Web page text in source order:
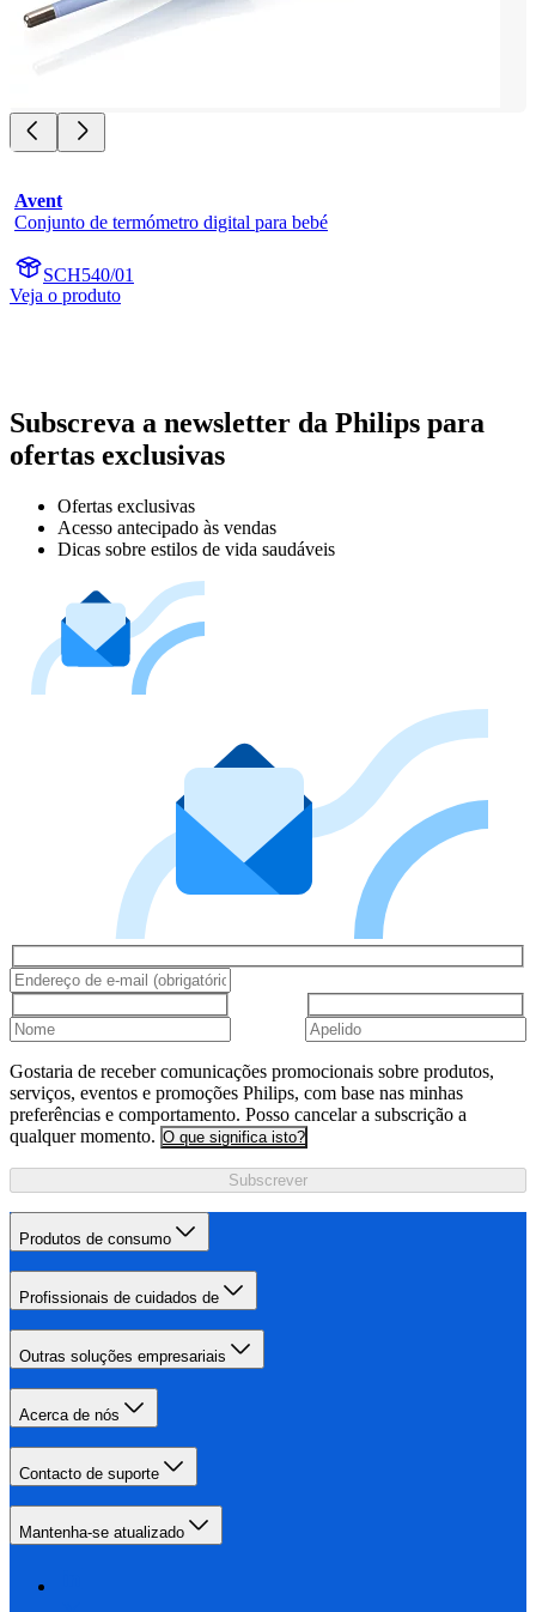
Avent
Conjunto de termómetro digital para bebé
SCH540/01
Veja o produto
Subscreva a newsletter da Philips para
ofertas exclusivas
Ofertas exclusivas
Acesso antecipado às vendas
Dicas sobre estilos de vida saudáveis
Gostaria de receber comunicações promocionais sobre produtos,
serviços, eventos e promoções Philips, com base nas minhas
preferências e comportamento. Posso cancelar a subscrição a
qualquer momento. O que significa isto?
Subscrever
Produtos de consumo
Profissionais de cuidados de
Outras soluções empresariais
Acerca de nós
Contacto de suporte
Mantenha-se atualizado